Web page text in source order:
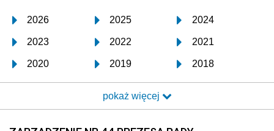
2026 2025 2024
2023 2022 2021
2020 2019 2018
2017 2016 2015
2014 2013 2012
pokaż więcej